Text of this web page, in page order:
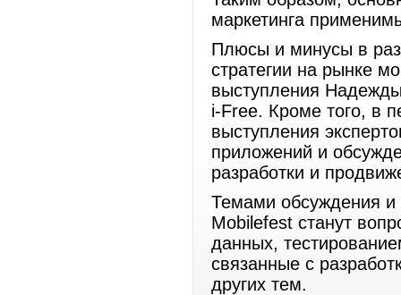
маркетинга
Плюсы и минусы в
стратегии на рынке
выступления
i-Free. Кроме того, в
выступления
приложений и
разработки и
Темами обсуждения и
Mobilefest станут
данных,
связанные с
других тем.